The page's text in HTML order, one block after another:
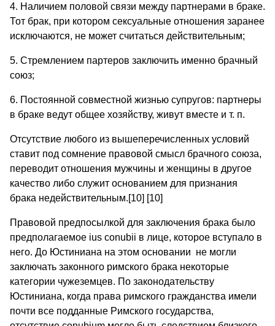
4. Наличием половой связи между партнерами в браке.
Тот брак, при котором сексуальные отношения заранее
исключаются, не может считаться действительным;
5. Стремлением партеров заключить именно брачный
союз;
6. Постоянной совместной жизнью супругов: партнеры
в браке ведут общее хозяйству, живут вместе и т. п.
Отсутствие любого из вышеперечисленных условий
ставит под сомнение правовой смысл брачного союза,
переводит отношения мужчины и женщины в другое
качество либо служит основанием для признания
брака недействительным.[10] [10]
Правовой предпосылкой для заключения брака было
предполагаемое ius conubii в лице, которое вступало в
него. До Юстиниана на этом основании не могли
заключать законного римского брака некоторые
категории чужеземцев. По законодательству
Юстиниана, когда права римского гражданства имели
почти все подданные Римского государства,